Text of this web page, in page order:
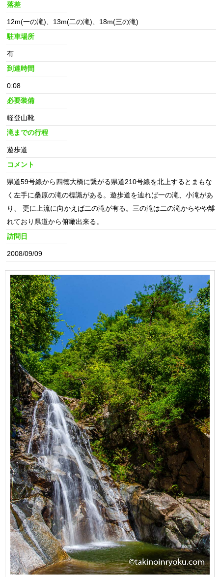
落差
12m(一の滝)、13m(二の滝)、18m(三の滝)
駐車場所
有
到達時間
0:08
必要装備
軽登山靴
滝までの行程
遊歩道
コメント
県道59号線から四徳大橋に繋がる県道210号線を北上するとまもな
く左手に桑原の滝の標識がある。遊歩道を辿れば一の滝、小滝があ
り、 更に上流に向かえば二の滝が有る。三の滝は二の滝からやや離
れており県道から俯瞰出来る。
訪問日
2008/09/09